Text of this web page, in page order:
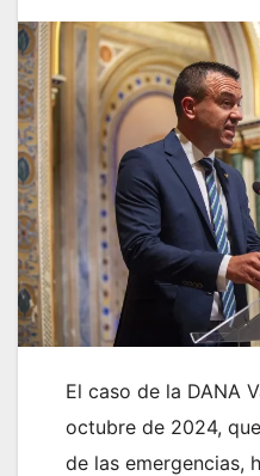
El caso de la DANA
octubre de 2024,
de las emergencias,